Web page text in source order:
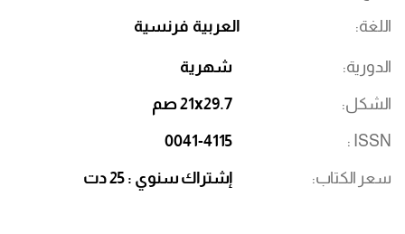
اللغة العربية فرنسية
الدورية شهرية
الشكل 21x29.7 صم
ISSN
0041-4115
سعر الكتاب إشتراك سنوي : 25 دت